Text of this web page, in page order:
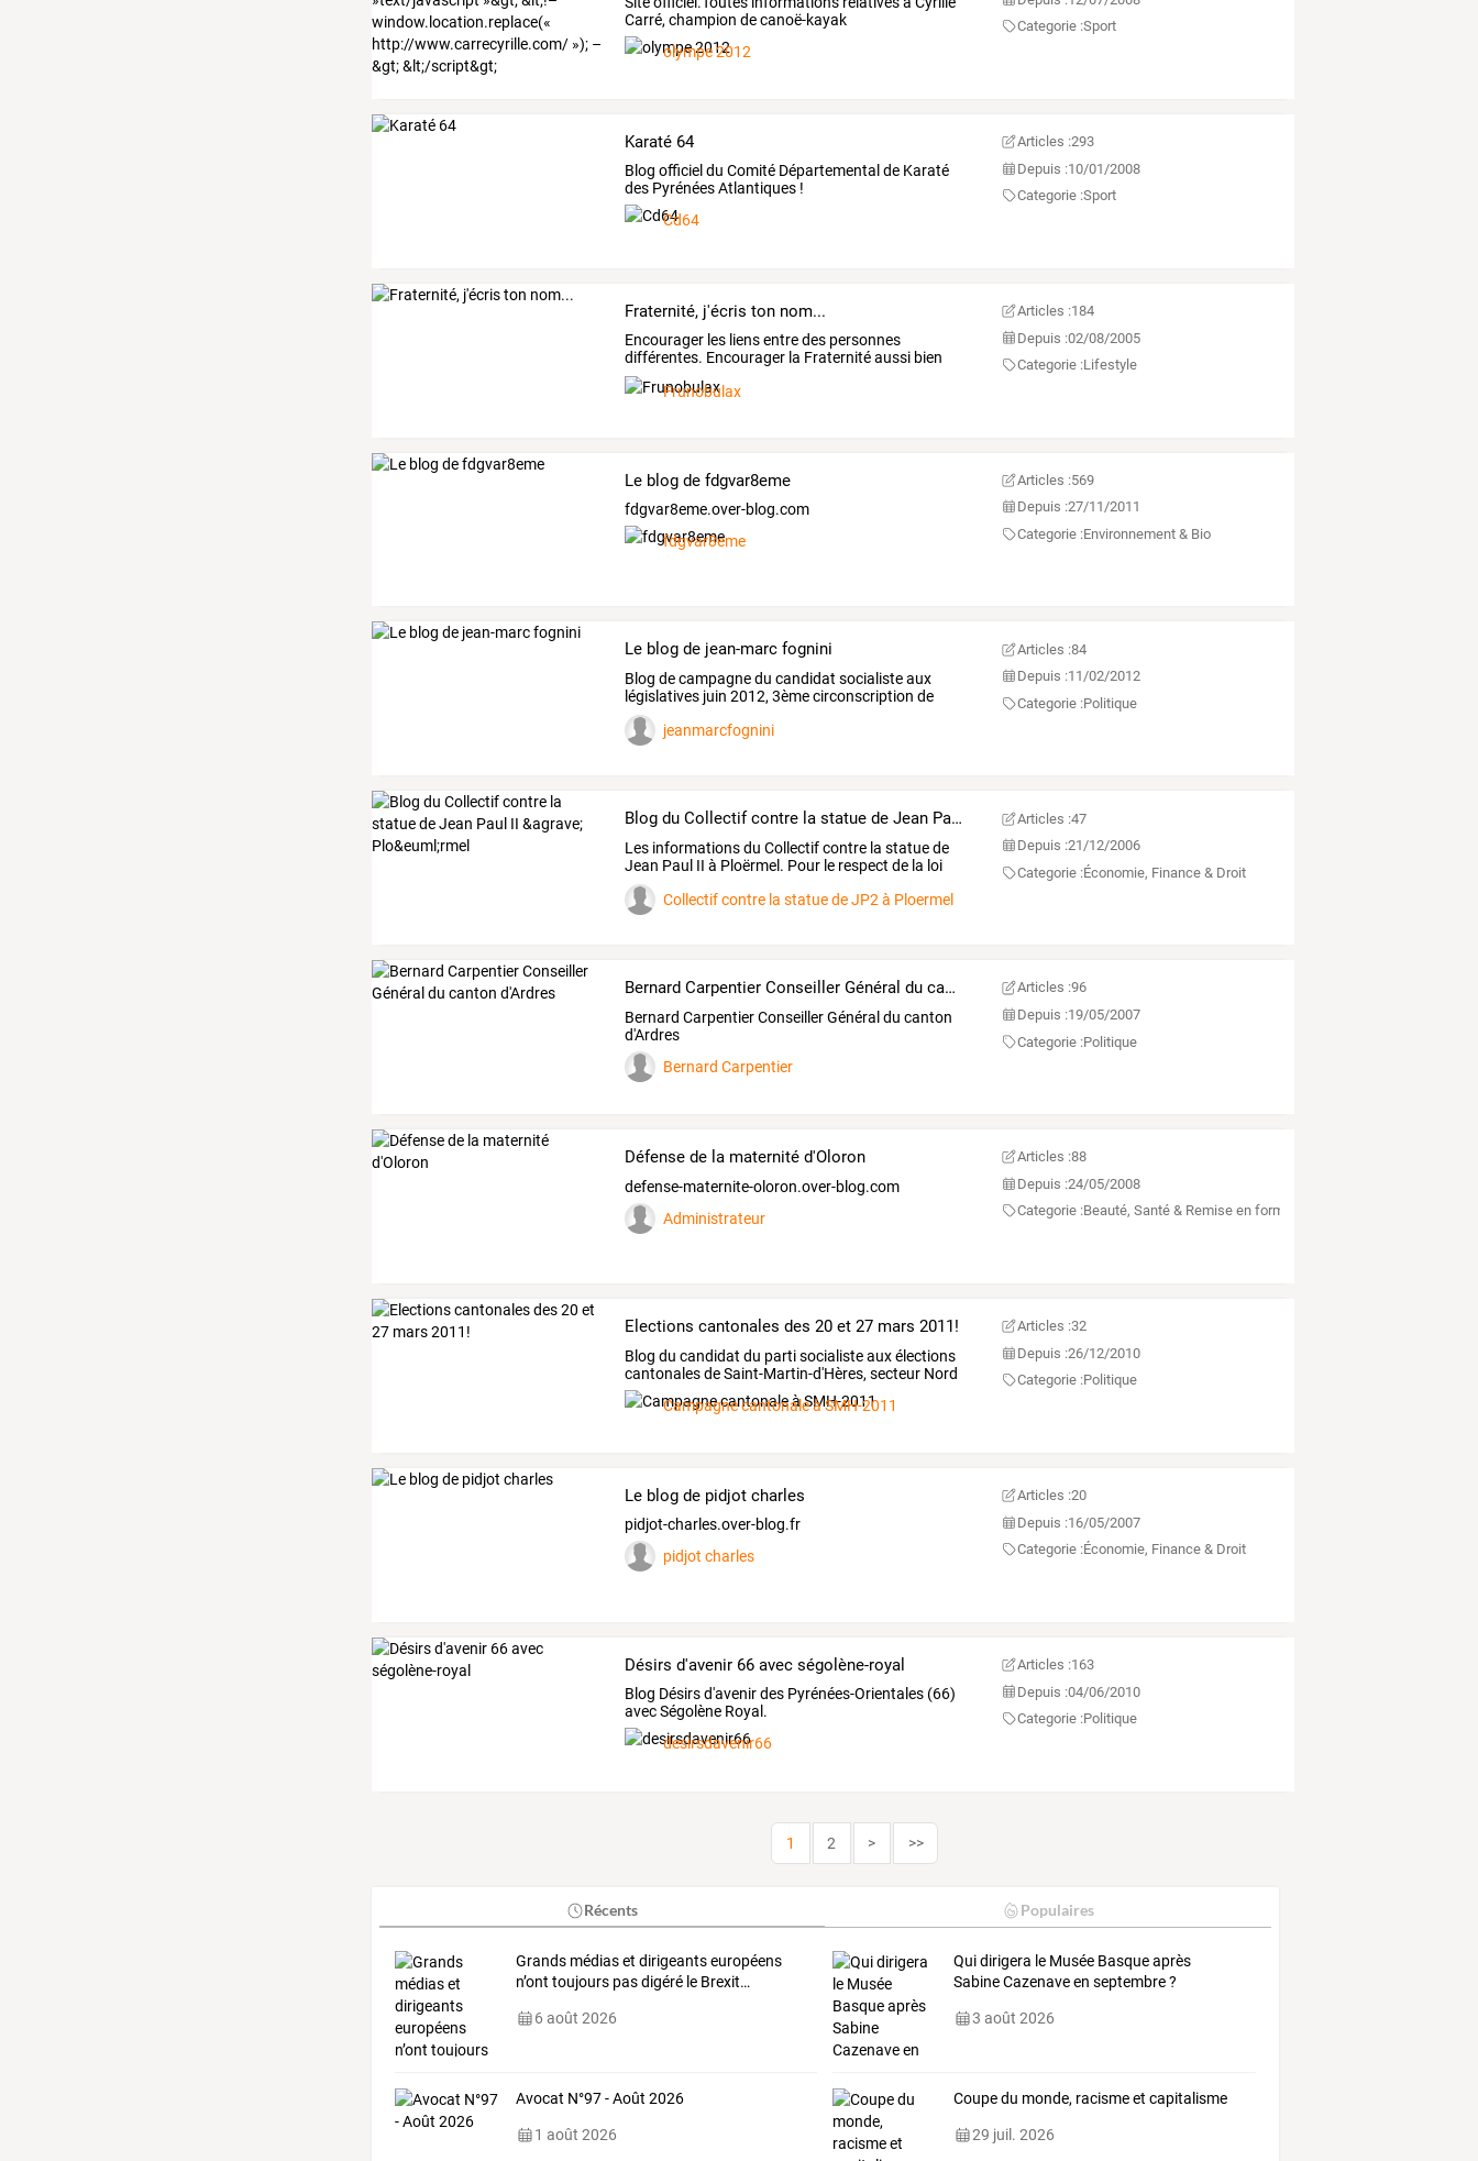
Carré, champion de canoë-kayak
olympe 2012
Categorie :Sport
Karaté 64
Blog officiel du Comité Départemental de Karaté
des Pyrénées Atlantiques !
Cd64
Articles :293
Depuis :10/01/2008
Categorie :Sport
Fraternité, j'écris ton nom...
Encourager les liensentredes personnes
différentes. Encourager la Fraternitéaussi bien
dans
Frunobulax
Articles :184
Depuis :02/08/2005
Categorie :Lifestyle
Le blog de fdgvar8eme
fdgvar8eme.over-blog.com
fdgvar8eme
Articles :569
Depuis :27/11/2011
Categorie :Environnement & Bio
Le blog de jean-marc fognini
Blog de campagne du candidat socialiste aux
législatives juin 2012, 3ème circonscription de
l'Ain
jeanmarcfognini
Articles :84
Depuis :11/02/2012
Categorie :Politique
Blog du Collectif contre la statue de Jean Paul II &agrave; Plo&euml;rmel
Les informationsdu Collectifcontre la statuede
Jean Paul II à Ploërmel. Pour le respect de la loi
de…
Collectif contre la statue de JP2 à Ploermel
Articles :47
Depuis :21/12/2006
Categorie :Économie, Finance & Droit
Bernard Carpentier Conseiller Général du canton d'Ardres
Bernard Carpentier Conseiller Général du canton
d'Ardres
Bernard Carpentier
Articles :96
Depuis :19/05/2007
Categorie :Politique
Défense de la maternité d'Oloron
defense-maternite-oloron.over-blog.com
Administrateur
Articles :88
Depuis :24/05/2008
Categorie :Beauté, Santé & Remise en forme
Elections cantonales des 20 et 27 mars 2011!
Blog du candidat du parti socialiste aux élections
cantonales de Saint-Martin-d'Hères, secteur Nord
Campagne cantonale à SMH-2011
Articles :32
Depuis :26/12/2010
Categorie :Politique
Le blog de pidjot charles
pidjot-charles.over-blog.fr
pidjot charles
Articles :20
Depuis :16/05/2007
Categorie :Économie, Finance & Droit
Désirs d'avenir 66 avec ségolène-royal
Blog Désirs d'avenir des Pyrénées-Orientales (66)
avec Ségolène Royal.
desirsdavenir66
Articles :163
Depuis :04/06/2010
Categorie :Politique
1 2 > >>
Récents Populaires
Grands médias et dirigeants européens
n’ont toujours pas digéré le Brexit…
6 août 2026
Qui dirigera le Musée Basque après
Sabine Cazenave en septembre ?
3 août 2026
Avocat N°97 - Août 2026
1 août 2026
Coupe du monde, racisme et capitalisme
29 juil. 2026